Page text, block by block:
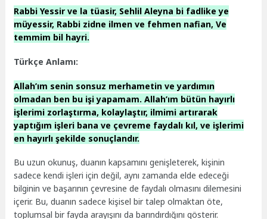
Rabbi Yessir ve la tüasir, Sehlil Aleyna bi fadlike ye
müyessir, Rabbi zidne ilmen ve fehmen nafian, Ve
temmim bil hayri.
Türkçe Anlamı:
Allah’ım senin sonsuz merhametin ve yardımın
olmadan ben bu işi yapamam. Allah’ım bütün hayırlı
işlerimi zorlaştırma, kolaylaştır, ilmimi artırarak
yaptığım işleri bana ve çevreme faydalı kıl, ve işlerimi
en hayırlı şekilde sonuçlandır.
Bu uzun okunuş, duanın kapsamını genişleterek, kişinin
sadece kendi işleri için değil, aynı zamanda elde edeceği
bilginin ve başarının çevresine de faydalı olmasını dilemesini
içerir. Bu, duanın sadece kişisel bir talep olmaktan öte,
toplumsal bir fayda arayışını da barındırdığını gösterir.